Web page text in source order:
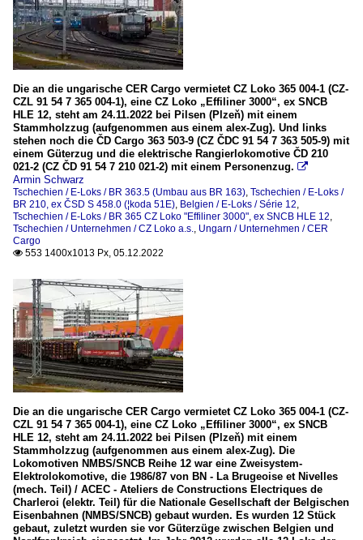
Die an die ungarische CER Cargo vermietet CZ Loko 365 004-1 (CZ-
CZL 91 54 7 365 004-1), eine CZ Loko „Effiliner 3000“, ex SNCB
HLE 12, steht am 24.11.2022 bei Pilsen (Plzeň) mit einem
Stammholzzug (aufgenommen aus einem alex-Zug). Und links
stehen noch die ČD Cargo 363 503-9 (CZ ČDC 91 54 7 363 505-9) mit
einem Güterzug und die elektrische Rangierlokomotive ČD 210
021-2 (CZ ČD 91 54 7 210 021-2) mit einem Personenzug. 
Armin Schwarz
Tschechien / E-Loks / BR 363.5 (Umbau aus BR 163), Tschechien / E-Loks /
BR 210, ex ČSD S 458.0 (¦koda 51E), Belgien / E-Loks / Série 12,
Tschechien / E-Loks / BR 365 CZ Loko "Effiliner 3000", ex SNCB HLE 12,
Tschechien / Unternehmen / CZ Loko a.s., Ungarn / Unternehmen / CER
Cargo
 553 1400x1013 Px, 05.12.2022
Die an die ungarische CER Cargo vermietet CZ Loko 365 004-1 (CZ-
CZL 91 54 7 365 004-1), eine CZ Loko „Effiliner 3000“, ex SNCB
HLE 12, steht am 24.11.2022 bei Pilsen (Plzeň) mit einem
Stammholzzug (aufgenommen aus einem alex-Zug). Die
Lokomotiven NMBS/SNCB Reihe 12 war eine Zweisystem-
Elektrolokomotive, die 1986/87 von BN - La Brugeoise et Nivelles
(mech. Teil) / ACEC - Ateliers de Constructions Electriques de
Charleroi (elektr. Teil) für die Nationale Gesellschaft der Belgischen
Eisenbahnen (NMBS/SNCB) gebaut wurden. Es wurden 12 Stück
gebaut, zuletzt wurden sie vor Güterzüge zwischen Belgien und